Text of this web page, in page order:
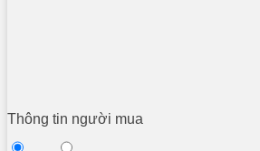
Thông tin người mua